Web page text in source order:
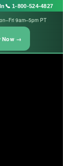
📞 1-800-524-4827
9am–5pm PT
Now →